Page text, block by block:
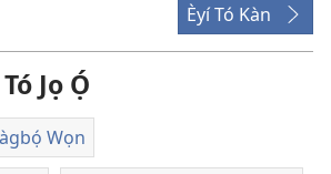
Èyí Tó Kàn
Jọ Ọ́
Wọn